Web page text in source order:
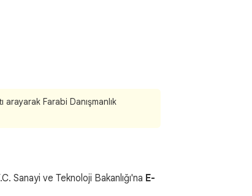
arayarak Farabi Danışmanlık
Sanayi ve Teknoloji Bakanlığı'na E-